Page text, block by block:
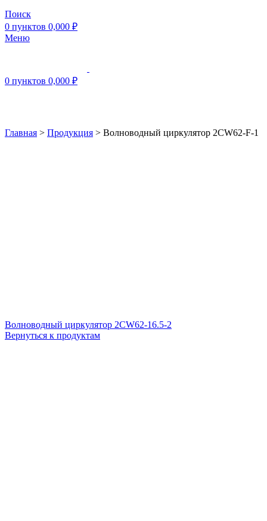
Поиск
0 пунктов 0,000 ₽
Меню
0 пунктов 0,000 ₽
Главная > Продукция > Волноводный циркулятор 2CW62-F-1
Волноводный циркулятор 2CW62-16.5-2
Вернуться к продуктам